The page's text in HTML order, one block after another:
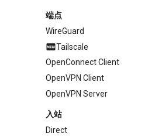
端点
WireGuard
Tailscale
OpenConnect Client
OpenVPN Client
OpenVPN Server
入站
Direct